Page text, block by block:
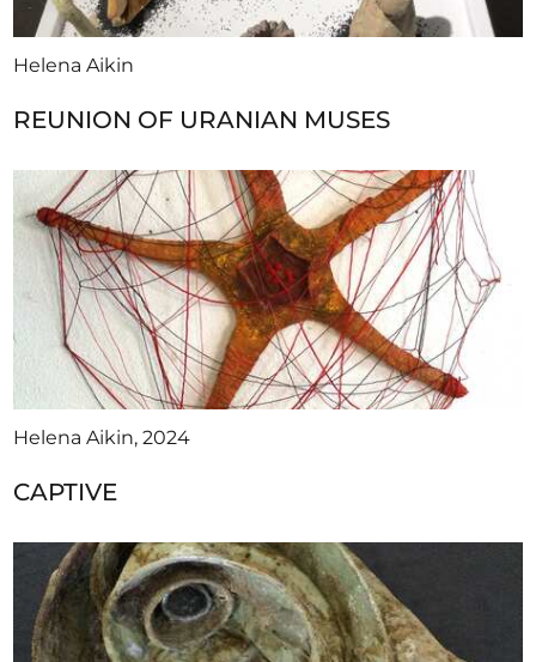
Helena Aikin
REUNION OF URANIAN MUSES
Helena Aikin, 2024
CAPTIVE